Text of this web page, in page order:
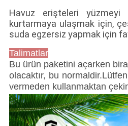
Havuz erişteleri yüzmeyi
kurtarmaya ulaşmak için,
suda egzersiz yapmak için
Talimatlar
Bu ürün paketini açarken
olacaktır, bu
vermeden kullanmaktan